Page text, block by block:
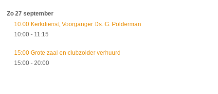
Zo 27 september
10:00 Kerkdienst; Voorganger Ds. G. Polderman
10:00 - 11:15
15:00 Grote zaal en clubzolder verhuurd
15:00 - 20:00